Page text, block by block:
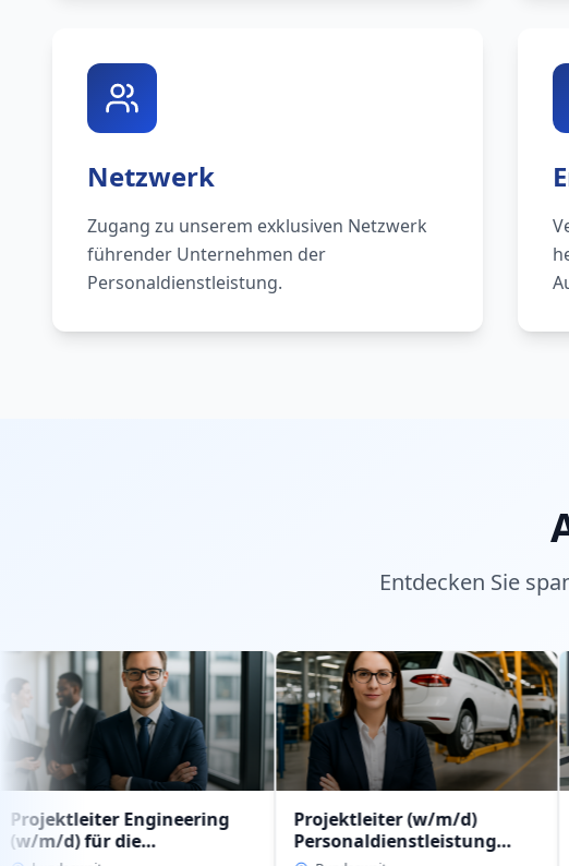
Netzwerk
Zugang zu unserem exklusiven Netzwerk
führender Unternehmen der
Personaldienstleistung.
Entdecken Sie
Engineering
die
Projektleiter (w/m/d)
Personaldienstleistung